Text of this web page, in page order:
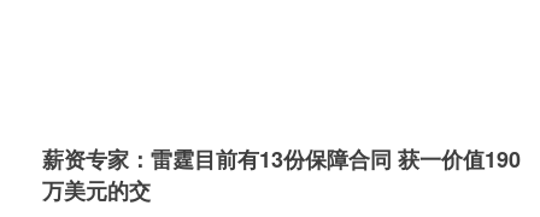
薪资专家：雷霆目前有13份保障合同 获一价值190
万美元的交